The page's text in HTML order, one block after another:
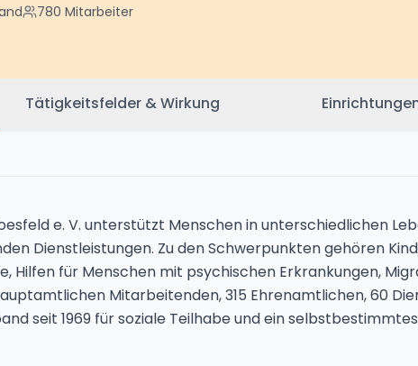
780 Mitarbeiter
Tätigkeitsfelder & Wirkung
e. V. unterstützt Menschen in unterschiedlichen
Dienstleistungen. Zu den Schwerpunkten gehören
Hilfen für Menschen mit psychischen Erkrankungen,
Mitarbeitenden, 315 Ehrenamtlichen, 60
seit 1969 für soziale Teilhabe und ein